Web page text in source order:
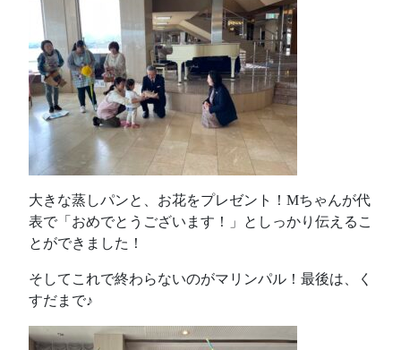
大きな蒸しパンと、お花をプレゼント！Mちゃんが代
表で「おめでとうございます！」としっかり伝えるこ
とができました！
そしてこれで終わらないのがマリンパル！最後は、く
すだまで♪